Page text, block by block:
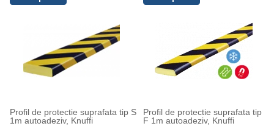
Profil de protectie suprafata tip S
1m autoadeziv, Knuffi
Profil de protectie suprafata tip
F 1m autoadeziv, Knuffi